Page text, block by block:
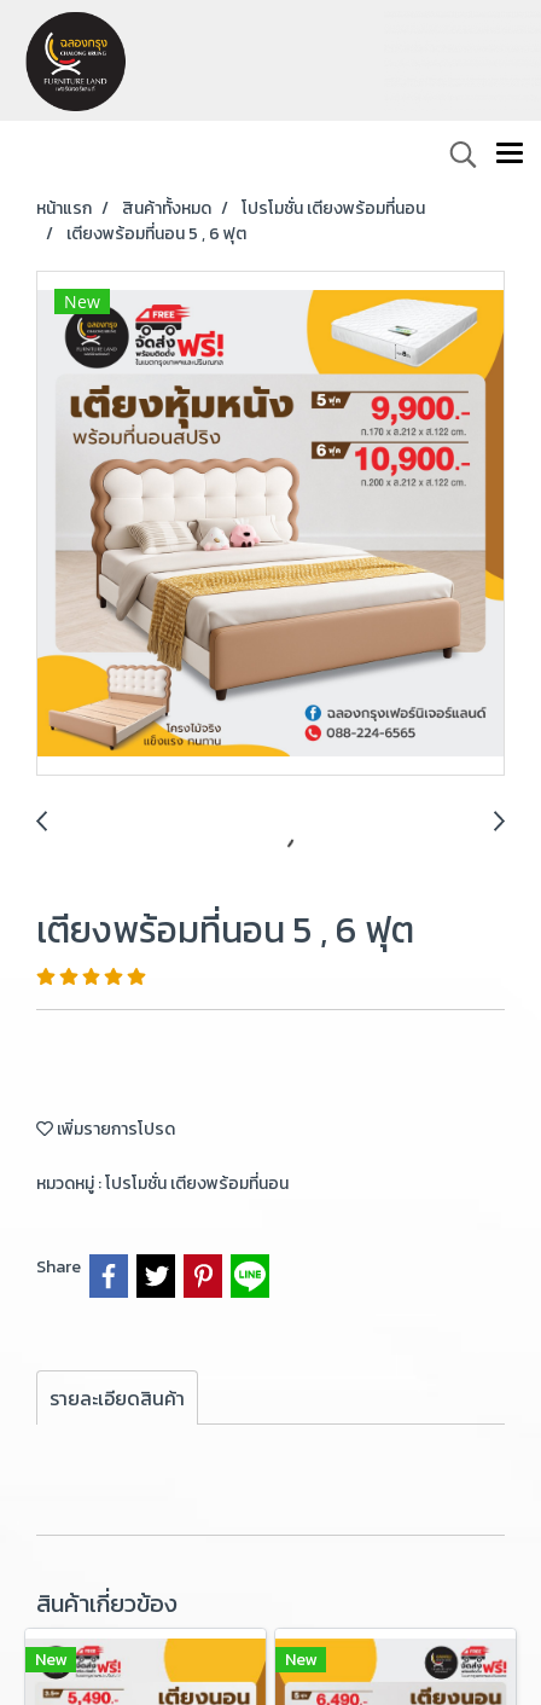
หน้าแรก สินค้าทั้งหมด
โปรโมชั่น เตียงพร้อมที่นอน
เตียงพร้อมที่นอน 5 , 6 ฟุต
New
เตียงพร้อมที่นอน 5 , 6 ฟุต
เพิ่มรายการโปรด
หมวดหมู่ :โปรโมชั่น เตียงพร้อมที่นอน
Share
รายละเอียดสินค้า
สินค้าเกี่ยวข้อง
New New